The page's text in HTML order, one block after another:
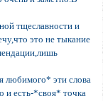
тщеславности и
это не тыкание
любимого* эти слова
и есть-*своя* точка